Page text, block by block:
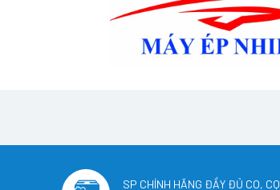
SP CHÍNH HÃNG ĐẦY ĐỦ CO, CQ